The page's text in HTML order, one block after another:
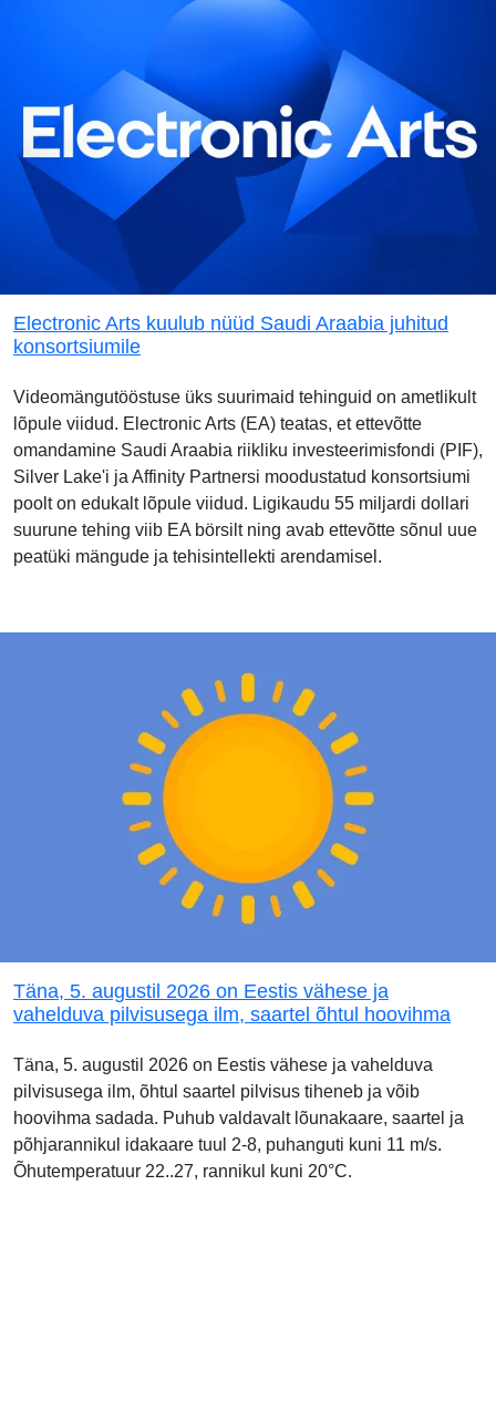
Electronic Arts kuulub nüüd Saudi Araabia juhitud
konsortsiumile
Videomängutööstuse üks suurimaid tehinguid on ametlikult
lõpule viidud. Electronic Arts (EA) teatas, et ettevõtte
omandamine Saudi Araabia riikliku investeerimisfondi (PIF),
Silver Lake'i ja Affinity Partnersi moodustatud konsortsiumi
poolt on edukalt lõpule viidud. Ligikaudu 55 miljardi dollari
suurune tehing viib EA börsilt ning avab ettevõtte sõnul uue
peatüki mängude ja tehisintellekti arendamisel.
Täna, 5. augustil 2026 on Eestis vähese ja
vahelduva pilvisusega ilm, saartel õhtul hoovihma
Täna, 5. augustil 2026 on Eestis vähese ja vahelduva
pilvisusega ilm, õhtul saartel pilvisus tiheneb ja võib
hoovihma sadada. Puhub valdavalt lõunakaare, saartel ja
põhjarannikul idakaare tuul 2-8, puhanguti kuni 11 m/s.
Õhutemperatuur 22..27, rannikul kuni 20°C.